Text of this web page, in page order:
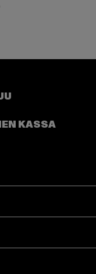
page:page:
our YouTube channel:
KASSA